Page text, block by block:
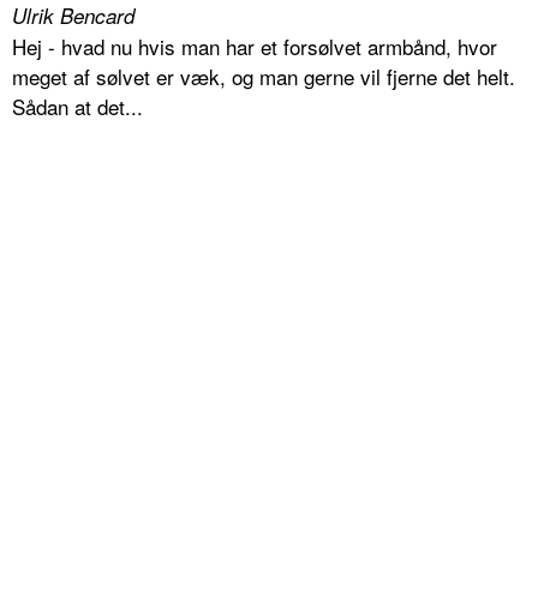
Ulrik Bencard
Hej - hvad nu hvis man har et forsølvet armbånd, hvor
meget af sølvet er væk, og man gerne vil fjerne det helt.
Sådan at det...